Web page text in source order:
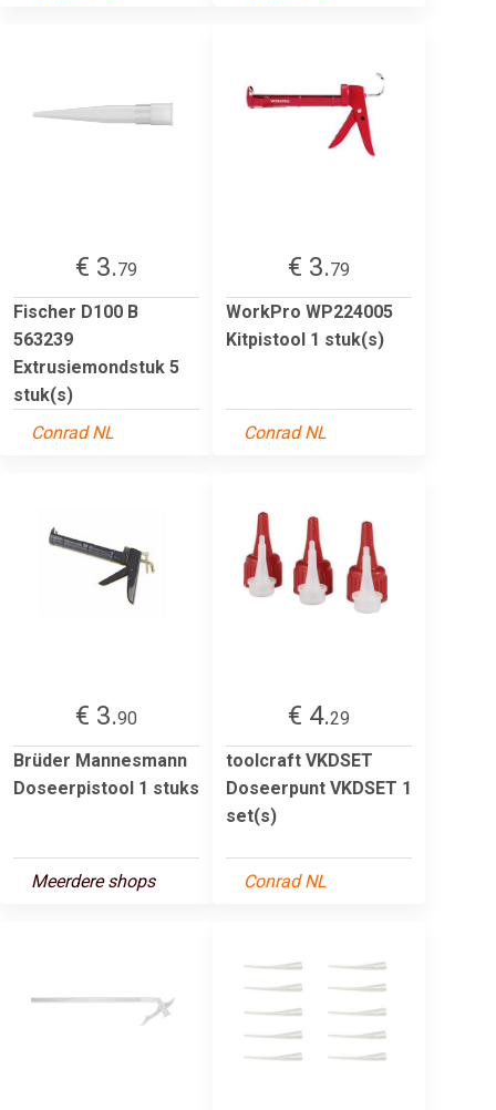
€ 3.79
Fischer D100 B
563239
Extrusiemondstuk 5
stuk(s)
Conrad NL
€ 3.79
WorkPro WP224005
Kitpistool 1 stuk(s)
Conrad NL
€ 3.90
Brüder Mannesmann
Doseerpistool 1 stuks
Meerdere shops
€ 4.29
toolcraft VKDSET
Doseerpunt VKDSET 1
set(s)
Conrad NL